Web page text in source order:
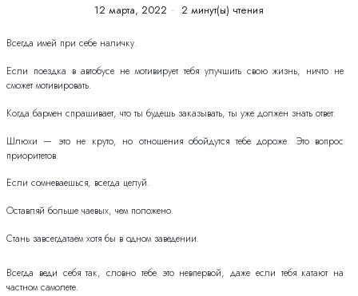
12 марта, 2022 2 минут(ы) чтения
Всегда имей при себе наличку.
Если поездка в автобусе не мотивирует тебя улучшить свою жизнь, ничто не
сможет мотивировать.
Когда бармен спрашивает, что ты будешь заказывать, ты уже должен знать ответ.
Шлюхи — это не круто, но отношения обойдутся тебе дороже. Это вопрос
приоритетов.
Если сомневаешься, всегда целуй.
Оставляй больше чаевых, чем положено.
Стань завсегдатаем хотя бы в одном заведении.
Всегда веди себя так, словно тебе это невпервой, даже если тебя катают на
частном самолете.